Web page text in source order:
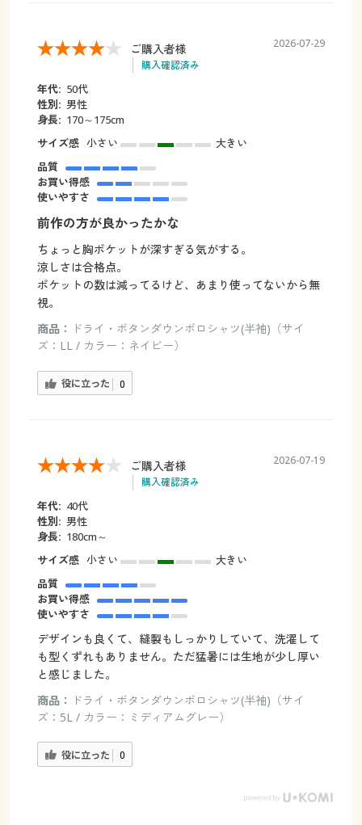
ご購入者様
購入確認済み
2026-07-29
年代: 50代
性別: 男性
身長: 170～175cm
サイズ感 小さい
大きい
品質
お買い得感
使いやすさ
前作の方が良かったかな
ちょっと胸ポケットが深すぎる気がする。
涼しさは合格点。
ポケットの数は減ってるけど、あまり使ってないから無
視。
商品：
ドライ・ボタンダウンポロシャツ(半袖)（サイ
ズ：LL / カラー：ネイビー）
役に立った 0
ご購入者様
購入確認済み
2026-07-19
年代: 40代
性別: 男性
身長: 180cm～
サイズ感 小さい
大きい
品質
お買い得感
使いやすさ
デザインも良くて、縫製もしっかりしていて、洗濯して
も型くずれもありません。ただ猛暑には生地が少し厚い
と感じました。
商品：
ドライ・ボタンダウンポロシャツ(半袖)（サイ
ズ：5L / カラー：ミディアムグレー）
役に立った 0